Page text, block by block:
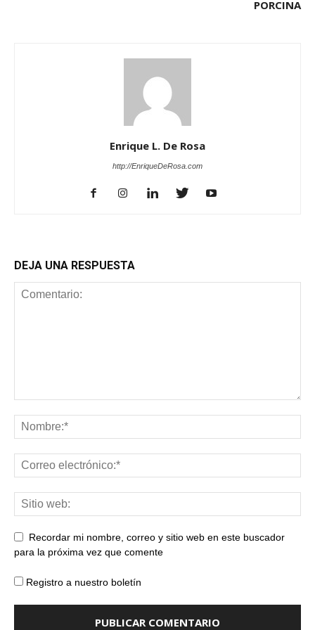
PORCINA
Enrique L. De Rosa
http://EnriqueDeRosa.com
DEJA UNA RESPUESTA
Recordar mi nombre, correo y sitio web en este buscador
para la próxima vez que comente
Registro a nuestro boletín